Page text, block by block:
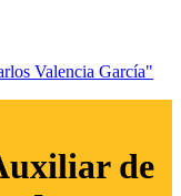
Valencia García"
de